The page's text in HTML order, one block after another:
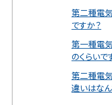
第二種電
ですか？
第一種電
のくらいで
第二種電
違いはな